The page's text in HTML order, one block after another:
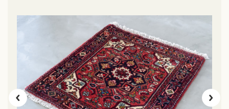
ギャッベのお手入れ